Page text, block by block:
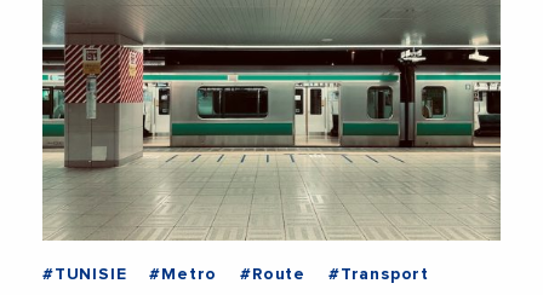
#TUNISIE #Metro #Route
#Transport